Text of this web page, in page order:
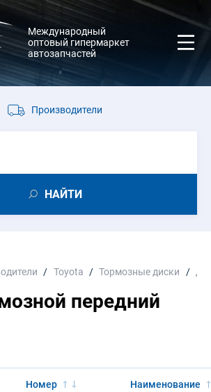
Международный
оптовый гипермаркет
автозапчастей
Производители
НАЙТИ
Toyota Тормозные диски
передний
Номер Наименование